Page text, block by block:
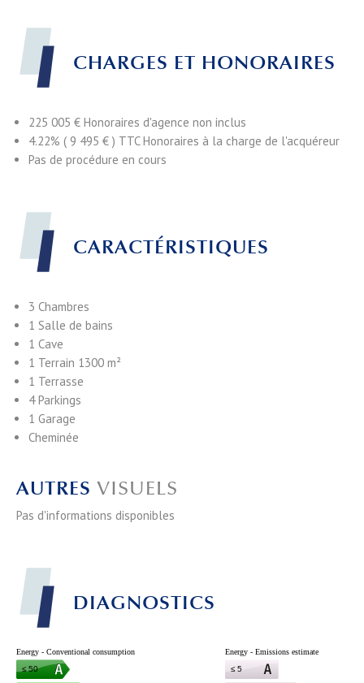
CARACTÉRISTIQUES
3 Chambres
1 Salle de bains
1 Cave
1 Terrain 1300 m²
1 Terrasse
4 Parkings
1 Garage
Cheminée
CHARGES ET HONORAIRES
225 005 € Honoraires d'agence non inclus
4.22% ( 9 495 € ) TTC Honoraires à la charge de l'acquéreur
Pas de procédure en cours
AUTRES VISUELS
Pas d'informations disponibles
DIAGNOSTICS